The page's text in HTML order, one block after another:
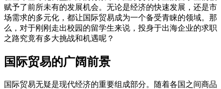
赋予了前所未有的发展机会。无论是经济的快速发展，还是市
场需求的多元化，都让国际贸易成为一个备受青睐的领域。那
么，对于刚刚走出校园的留学生来说，投身于出海企业的求职
之路究竟有多大挑战和机遇呢？
国际贸易的广阔前景
国际贸易无疑是现代经济的重要组成部分。随着各国之间商品